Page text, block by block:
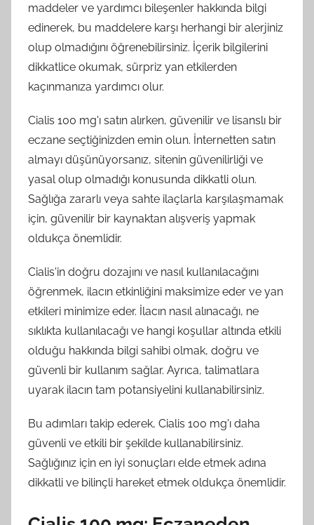
maddeler ve yardımcı bileşenler hakkında bilgi
edinerek, bu maddelere karşı herhangi bir alerjiniz
olup olmadığını öğrenebilirsiniz. İçerik bilgilerini
dikkatlice okumak, sürpriz yan etkilerden
kaçınmanıza yardımcı olur.
Cialis 100 mg'ı satın alırken, güvenilir ve lisanslı bir
eczane seçtiğinizden emin olun. İnternetten satın
almayı düşünüyorsanız, sitenin güvenilirliği ve
yasal olup olmadığı konusunda dikkatli olun.
Sağlığa zararlı veya sahte ilaçlarla karşılaşmamak
için, güvenilir bir kaynaktan alışveriş yapmak
oldukça önemlidir.
Cialis'in doğru dozajını ve nasıl kullanılacağını
öğrenmek, ilacın etkinliğini maksimize eder ve yan
etkileri minimize eder. İlacın nasıl alınacağı, ne
sıklıkta kullanılacağı ve hangi koşullar altında etkili
olduğu hakkında bilgi sahibi olmak, doğru ve
güvenli bir kullanım sağlar. Ayrıca, talimatlara
uyarak ilacın tam potansiyelini kullanabilirsiniz.
Bu adımları takip ederek, Cialis 100 mg'ı daha
güvenli ve etkili bir şekilde kullanabilirsiniz.
Sağlığınız için en iyi sonuçları elde etmek adına
dikkatli ve bilinçli hareket etmek oldukça önemlidir.